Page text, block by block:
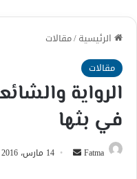
الرئيسية/مقالات
مقالات
الرواية
في بثها
Fatma
أرسل 14 مارس، 2016